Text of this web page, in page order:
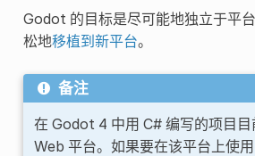
Godot 的目标是尽可能地独立于平
松地移植到新平台。
备注
在 Godot 4 中用 C# 编写的项目目
Web 平台。如果要在该平台上使